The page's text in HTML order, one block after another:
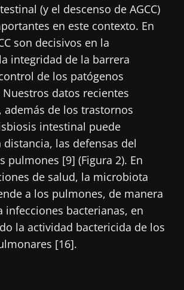
(y el descenso de AGCC)
en este contexto. En
son decisivos en la
integridad de la barrera
de los patógenos
datos recientes
además de los trastornos
intestinal puede
distancia, las defensas del
pulmones [9] (Figura 2). En
de salud, la microbiota
a los pulmones, de manera
infecciones bacterianas, en
la actividad bactericida de los
[16].